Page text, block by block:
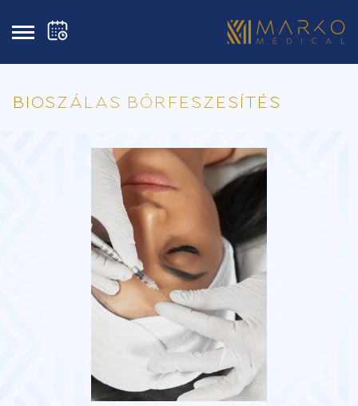
BIOSZÁLAS BŐRFESZESÍTÉS